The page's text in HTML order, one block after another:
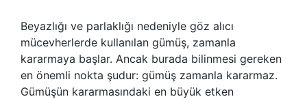
Beyazlığı ve parlaklığı nedeniyle göz alıcı
mücevherlerde kullanılan gümüş, zamanla
kararmaya başlar. Ancak burada bilinmesi gereken
en önemli nokta şudur: gümüş zamanla kararmaz.
Gümüşün kararmasındaki en büyük etken